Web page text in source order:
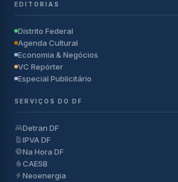
EDITORIAS
Distrito Federal
Agenda Cultural
Economia & Negócios
VC Repórter
Especial Publicitário
SERVIÇOS DO DF
Detran DF
IPVA DF
Na Hora DF
CAESB
Neoenergia